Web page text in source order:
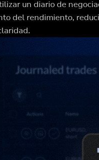
un diario de
del rendimiento,